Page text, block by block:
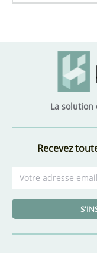
La solution
Recevez